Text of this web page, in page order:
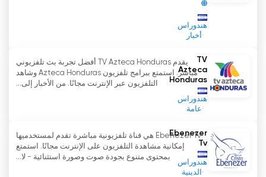
هندوراس
أخبار
TV
Azteca
Honduras
هندوراس
عامة
يقدم TV Azteca Honduras أفضل تجربة بث تلفزيوني
مباشر. استمتع ببرامج تلفزيون Azteca Honduras وشاهد
التلفزيون عبر الإنترنت مجانًا. من الأخبار إلى...
Ebenezer
Tv
هندوراس
الدينية
Ebenezer Tv هي قناة تلفزيونية مباشرة تقدم لمستخدميها
إمكانية مشاهدة التلفزيون على الإنترنت مجانًا. استمتع
بمحتوى متنوع بجودة صوت وصورة استثنائية - لا...